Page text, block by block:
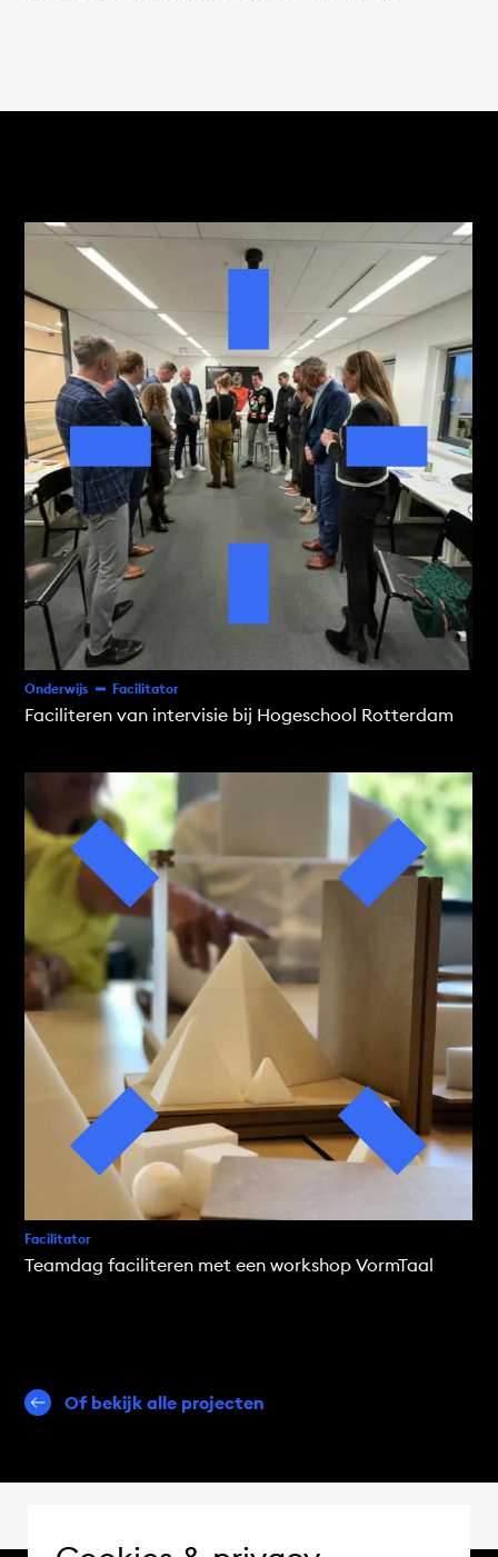
Onderwijs Facilitator
Faciliteren van intervisie bij Hogeschool Rotterdam
Facilitator
Teamdag faciliteren met een workshop VormTaal
Of bekijk alle projecten